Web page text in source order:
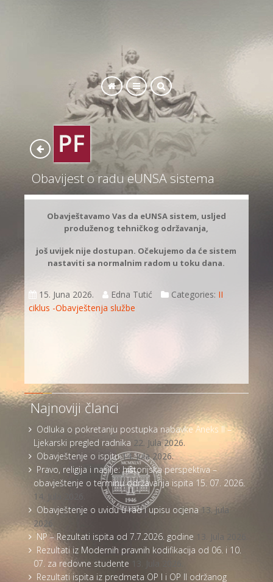
Obavijest o radu eUNSA sistema
Obavještavamo Vas da eUNSA sistem, usljed
produženog tehničkog održavanja,
još uvijek nije dostupan. Očekujemo da će sistem
nastaviti sa normalnim radom u toku dana.
15. Juna 2026. Edna Tutić Categories: II
ciklus -Obavještenja službe
Najnoviji članci
Odluka o pokretanju postupka nabavke Aneks II –
Ljekarski pregled radnika 22. Jula 2026.
Obavještenje o ispitu 14. Jula 2026.
Pravo, religija i nasilje: historijska perspektiva –
obavještenje o terminu održavanja ispita 15. 07. 2026.
14. Jula 2026.
Obavještenje o uvidu u rad i upisu ocjena 13. Jula
2026.
NP – Rezultati ispita od 7.7.2026. godine 13. Jula 2026.
Rezultati iz Modernih pravnih kodifikacija od 06. i 10.
07. za redovne studente 13. Jula 2026.
Rezultati ispita iz predmeta OP I i OP II održanog